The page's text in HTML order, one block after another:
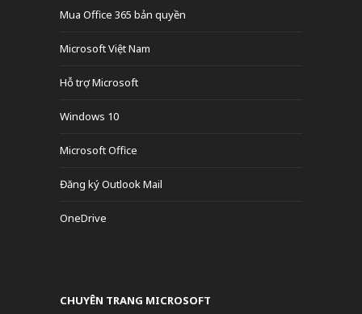
Mua Office 365 bản quyền
Microsoft Việt Nam
Hỗ trợ Microsoft
Windows 10
Microsoft Office
Đăng ký Outlook Mail
OneDrive
CHUYÊN TRANG MICROSOFT